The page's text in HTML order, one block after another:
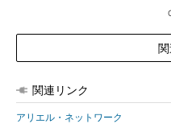
関連リンク
アリエル・ネットワーク